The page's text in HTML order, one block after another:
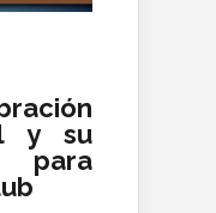
y su